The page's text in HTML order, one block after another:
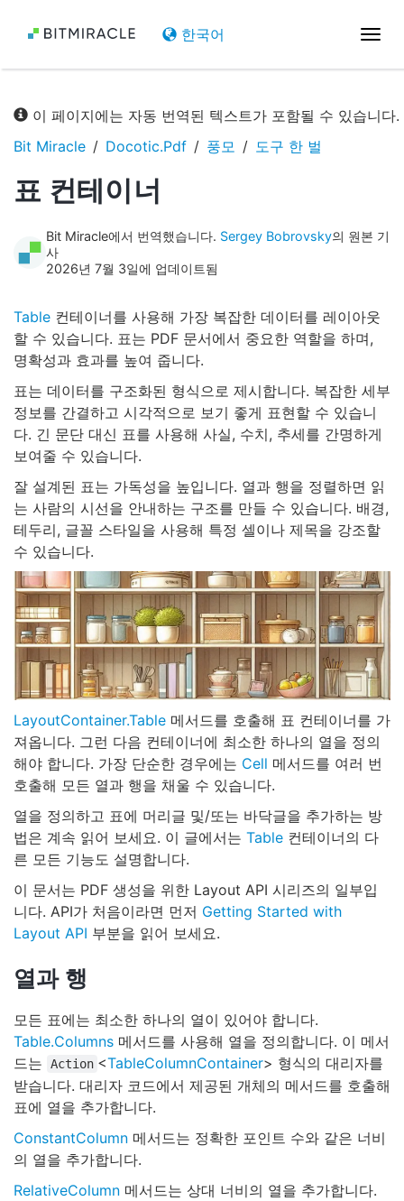
한국어
탐
이 페이지에는 자동 번역된 텍스트가 포함될 수 있습니다.
Bit Miracle
Docotic.Pdf 풍모 도구 한 벌
표 컨테이너
Bit Miracle에서 번역했습니다. Sergey Bobrovsky의 원본 기
사
2026년 7월 3일에 업데이트됨
Table 컨테이너를 사용해 가장 복잡한 데이터를 레이아웃
할 수 있습니다. 표는 PDF 문서에서 중요한 역할을 하며,
명확성과 효과를 높여 줍니다.
표는 데이터를 구조화된 형식으로 제시합니다. 복잡한 세부
정보를 간결하고 시각적으로 보기 좋게 표현할 수 있습니
다. 긴 문단 대신 표를 사용해 사실, 수치, 추세를 간명하게
보여줄 수 있습니다.
잘 설계된 표는 가독성을 높입니다. 열과 행을 정렬하면 읽
는 사람의 시선을 안내하는 구조를 만들 수 있습니다. 배경,
테두리, 글꼴 스타일을 사용해 특정 셀이나 제목을 강조할
수 있습니다.
LayoutContainer.Table 메서드를 호출해 표 컨테이너를 가
져옵니다. 그런 다음 컨테이너에 최소한 하나의 열을 정의
해야 합니다. 가장 단순한 경우에는 Cell 메서드를 여러 번
호출해 모든 열과 행을 채울 수 있습니다.
열을 정의하고 표에 머리글 및/또는 바닥글을 추가하는 방
법은 계속 읽어 보세요. 이 글에서는 Table 컨테이너의 다
른 모든 기능도 설명합니다.
이 문서는 PDF 생성을 위한 Layout API 시리즈의 일부입
니다. API가 처음이라면 먼저 Getting Started with
Layout API 부분을 읽어 보세요.
열과 행
모든 표에는 최소한 하나의 열이 있어야 합니다.
Table.Columns 메서드를 사용해 열을 정의합니다. 이 메서
드는
Action <TableColumnContainer> 형식의 대리자를
받습니다. 대리자 코드에서 제공된 개체의 메서드를 호출해
표에 열을 추가합니다.
ConstantColumn 메서드는 정확한 포인트 수와 같은 너비
의 열을 추가합니다.
RelativeColumn 메서드는 상대 너비의 열을 추가합니다.